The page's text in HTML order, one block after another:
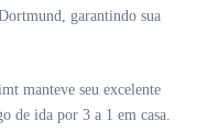
garantindo sua
manteve seu excelente
de ida por 3 a 1 em casa.